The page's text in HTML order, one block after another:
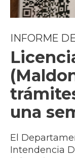
INFORME
una
El
Intendencia